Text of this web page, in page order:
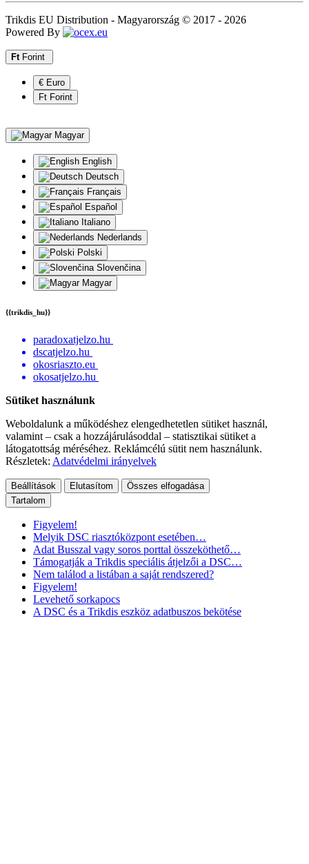
Trikdis EU Distribution - Magyarország © 2017 - 2026
Powered By
Ft Forint
€ Euro
Ft Forint
Magyar
English
Deutsch
Français
Español
Italiano
Nederlands
Polski
Slovenčina
Magyar
{{trikdis_hu}}
paradoxatjelzo.hu
dscatjelzo.hu
okosriaszto.eu
okosatjelzo.hu
Sütiket használunk
Weboldalunk a működéshez elengedhetetlen sütiket használ,
valamint – csak a hozzájárulásoddal – statisztikai sütiket a
látogatottság méréséhez. Reklámcélú sütit nem használunk.
Részletek: Adatvédelmi irányelvek
Beállítások Elutasítom
Összes elfogadása
Tartalom
Figyelem!
Melyik DSC riasztóközpont esetében…
Adat Busszal vagy soros porttal összeköthető…
Támogatják a Trikdis speciális átjelzői a DSC…
Nem találod a listában a saját rendszered?
Figyelem!
Levehető sorkapocs
A DSC és a Trikdis eszköz adatbuszos bekötése